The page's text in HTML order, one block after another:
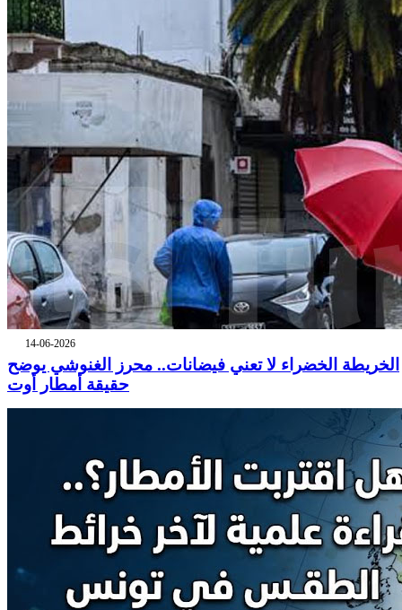
14-06-2026
الخريطة الخضراء لا تعني فيضانات.. محرز الغنوشي يوضح
حقيقة أمطار أوت